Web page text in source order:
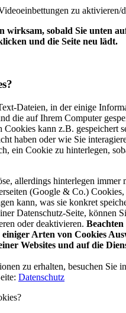
zu aktivieren/
wirksam, sobald Sie unten
und die Seite neu lädt.
Dateien, in der einige
die auf Ihrem Computer
Cookies kann z.B. gespeichert
haben oder wie Sie
ein Cookie zu hinterlegen,
allerdings hinterlegen immer
(Google & Co.) Cookies,
kann, was sie konkret
Datenschutz-Seite, können
oder deaktivieren. Beachten
einiger Arten von Cookies
Websites und auf die
zu erhalten, besuchen Sie
Datenschutz